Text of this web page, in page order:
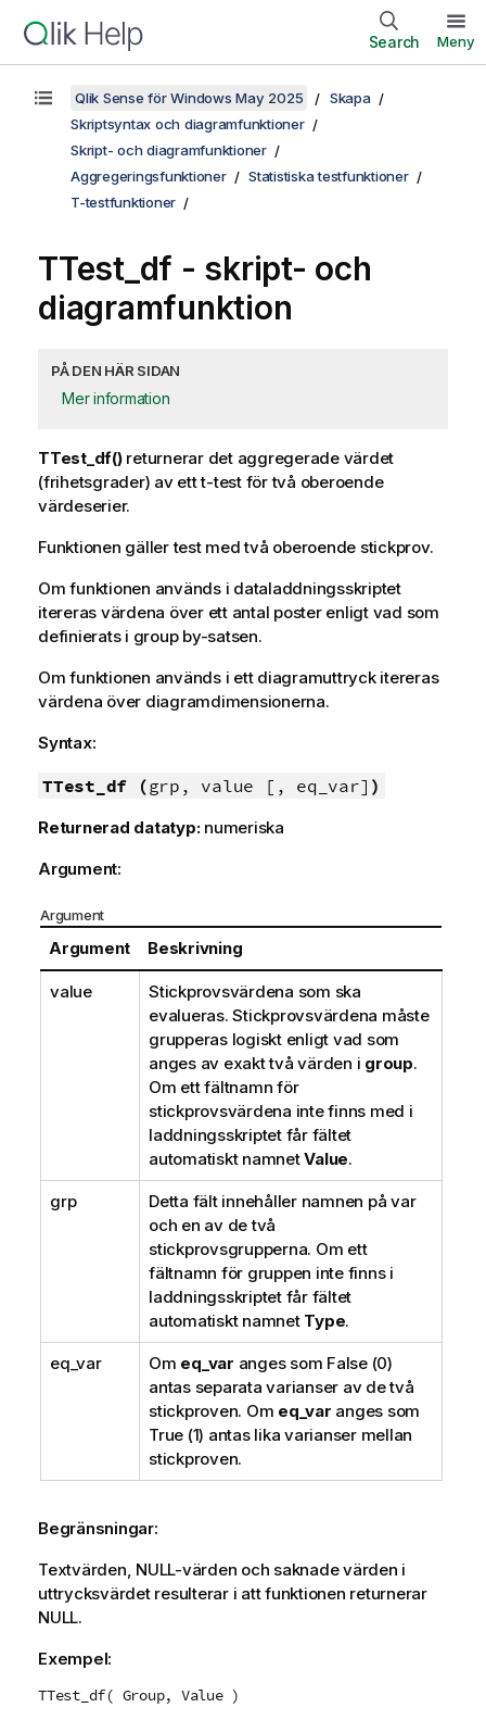
Search Meny
Qlik Sense för Windows May 2025
Skapa
Skriptsyntax och diagramfunktioner
Skript- och diagramfunktioner
Aggregeringsfunktioner
Statistiska testfunktioner
T-testfunktioner
TTest_df - skript- och
diagramfunktion
PÅ DEN HÄR SIDAN
Mer information
TTest_df()returnerar det aggregerade värdet
(frihetsgrader) av ett t-test för två oberoende
värdeserier.
Funktionen gäller test med två oberoende stickprov.
Om funktionen används i dataladdningsskriptet
itereras värdena över ett antal poster enligt vad som
definierats i group by-satsen.
Om funktionen används i ett diagramuttryck itereras
värdena över diagramdimensionerna.
Syntax:
TTest_df (grp, value [, eq_var] )
Returnerad datatyp: numeriska
Argument:
Argument
Argument Beskrivning
value
Stickprovsvärdena som ska
evalueras. Stickprovsvärdena måste
grupperas logiskt enligt vad som
anges av exakt två värden i group.
Om ett fältnamn för
stickprovsvärdena inte finns med i
laddningsskriptet får fältet
automatiskt namnetValue.
grp
Detta fält innehåller namnen på var
och en av de två
stickprovsgrupperna. Om ett
fältnamn för gruppen inte finns i
laddningsskriptet får fältet
automatiskt namnet Type.
eq_var Om eq_var anges som False(0)
antas separata varianser av de två
stickproven. Om eq_var anges som
True (1) antas lika varianser mellan
stickproven.
Begränsningar:
Textvärden, NULL-värden och saknade värden i
uttrycksvärdet resulterar i att funktionen returnerar
NULL.
Exempel:
TTest_df( Group, Value )